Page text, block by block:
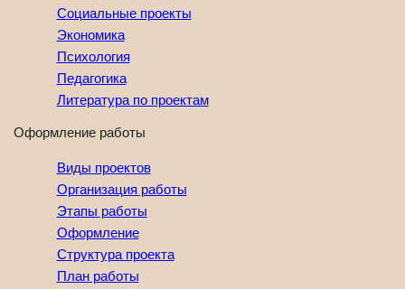
Социальные проекты
Экономика
Психология
Педагогика
Литература по проектам
Оформление работы
Виды проектов
Организация работы
Этапы работы
Оформление
Структура проекта
План работы